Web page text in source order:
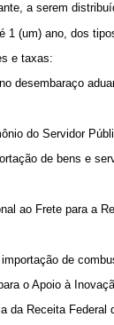
a serem
(um) ano, dos
e taxas:
desembaraço
do Servidor
de bens e
ao Frete para a
de
o Apoio à
Receita